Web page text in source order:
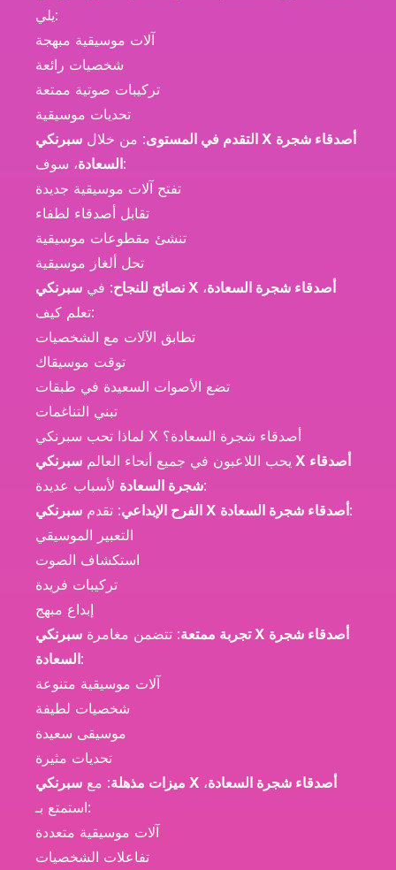
يلي:
آلات موسيقية مبهجة
شخصيات رائعة
تركيبات صوتية ممتعة
تحديات موسيقية
التقدم في المستوى: من خلال سبرنكي X أصدقاء شجرة
السعادة، سوف:
تفتح آلات موسيقية جديدة
تقابل أصدقاء لطفاء
تنشئ مقطوعات موسيقية
تحل ألغاز موسيقية
نصائح للنجاح: في سبرنكي X أصدقاء شجرة السعادة،
تعلم كيف:
تطابق الآلات مع الشخصيات
توقت موسيقاك
تضع الأصوات السعيدة في طبقات
تبني التناغمات
لماذا تحب سبرنكي X أصدقاء شجرة السعادة؟
يحب اللاعبون في جميع أنحاء العالم سبرنكي X أصدقاء
شجرة السعادةلأسباب عديدة:
الفرح الإبداعي: تقدم سبرنكي X أصدقاء شجرة السعادة:
التعبير الموسيقي
استكشاف الصوت
تركيبات فريدة
إبداع مبهج
تجربة ممتعة: تتضمن مغامرة سبرنكي X أصدقاء شجرة
السعادة:
آلات موسيقية متنوعة
شخصيات لطيفة
موسيقى سعيدة
تحديات مثيرة
ميزات مذهلة: مع سبرنكي X أصدقاء شجرة السعادة،
استمتع بـ:
آلات موسيقية متعددة
تفاعلات الشخصيات